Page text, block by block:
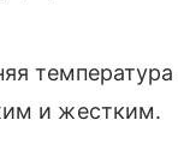
и жестким.